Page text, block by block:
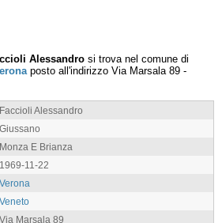
Alessandro si trova nel comune di
posto all'indirizzo Via Marsala 89 -
Faccioli Alessandro
Giussano
Monza E Brianza
1969-11-22
Verona
Veneto
Via Marsala 89